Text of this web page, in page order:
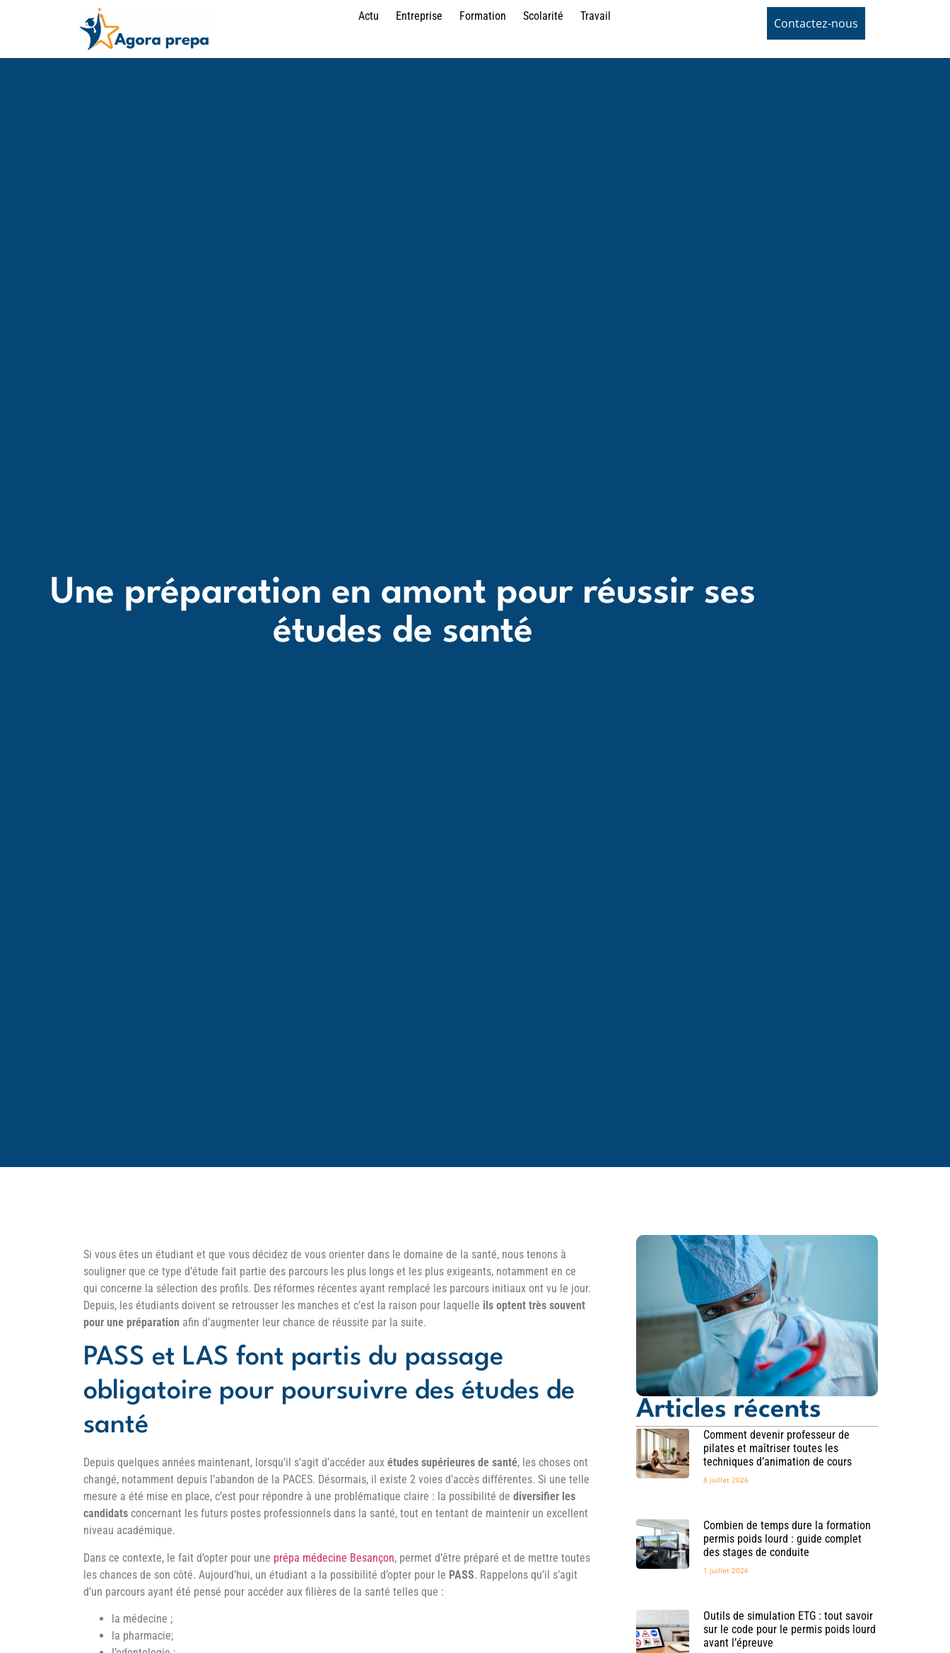
Actu Entreprise Formation Scolarité Travail Contactez-nous
Une préparation en amont pour réussir ses
études de santé
Si vous êtes un étudiant et que vous décidez de vous orienter dans le domaine de la santé, nous tenons à
souligner que ce type d’étude fait partie des parcours les plus longs et les plus exigeants, notamment en ce
qui concerne la sélection des profils. Des réformes récentes ayant remplacé les parcours initiaux ont vu le jour.
Depuis, les étudiants doivent se retrousser les manches et c’est la raison pour laquelle ils optent très souvent
pour une préparation afin d’augmenter leur chance de réussite par la suite.
PASS et LAS font partis du passage
obligatoire pour poursuivre des études de
santé
Depuis quelques années maintenant, lorsqu’il s’agit d’accéder aux études supérieures de santé, les choses ont
changé, notamment depuis l’abandon de la PACES. Désormais, il existe 2 voies d’accès différentes. Si une telle
mesure a été mise en place, c’est pour répondre à une problématique claire : la possibilité de diversifier les
candidats concernant les futurs postes professionnels dans la santé, tout en tentant de maintenir un excellent
niveau académique.
Dans ce contexte, le fait d’opter pour une prépa médecine Besançon, permet d’être préparé et de mettre toutes
les chances de son côté. Aujourd’hui, un étudiant a la possibilité d’opter pour le PASS. Rappelons qu’il s’agit
d’un parcours ayant été pensé pour accéder aux filières de la santé telles que :
la médecine ;
la pharmacie;
Articles récents
Comment devenir professeur de
pilates et maîtriser toutes les
techniques d’animation de cours
8 juillet 2026
Combien de temps dure la formation
permis poids lourd : guide complet
des stages de conduite
1 juillet 2026
Outils de simulation ETG : tout savoir
sur le code pour le permis poids lourd
avant l’épreuve